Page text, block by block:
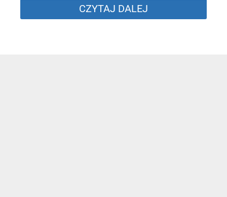
CZYTAJ DALEJ